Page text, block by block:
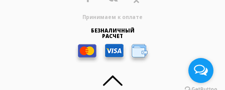
Принимаем к оплате
БЕЗНАЛИЧНЫЙ
РАСЧЕТ